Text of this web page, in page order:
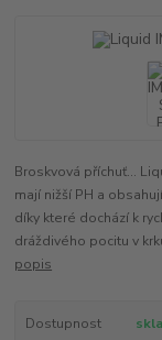
Broskvová příchuť...
mají nižší PH a
díky které dochází k
dráždivého pocitu v
popis
Dostupnost